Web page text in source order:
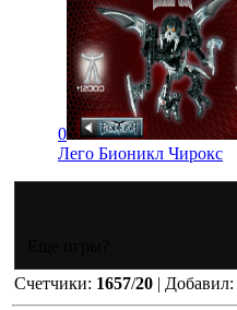
0
Лего Бионикл Чирокс
Счетчики: 1657/20 | Добавил: